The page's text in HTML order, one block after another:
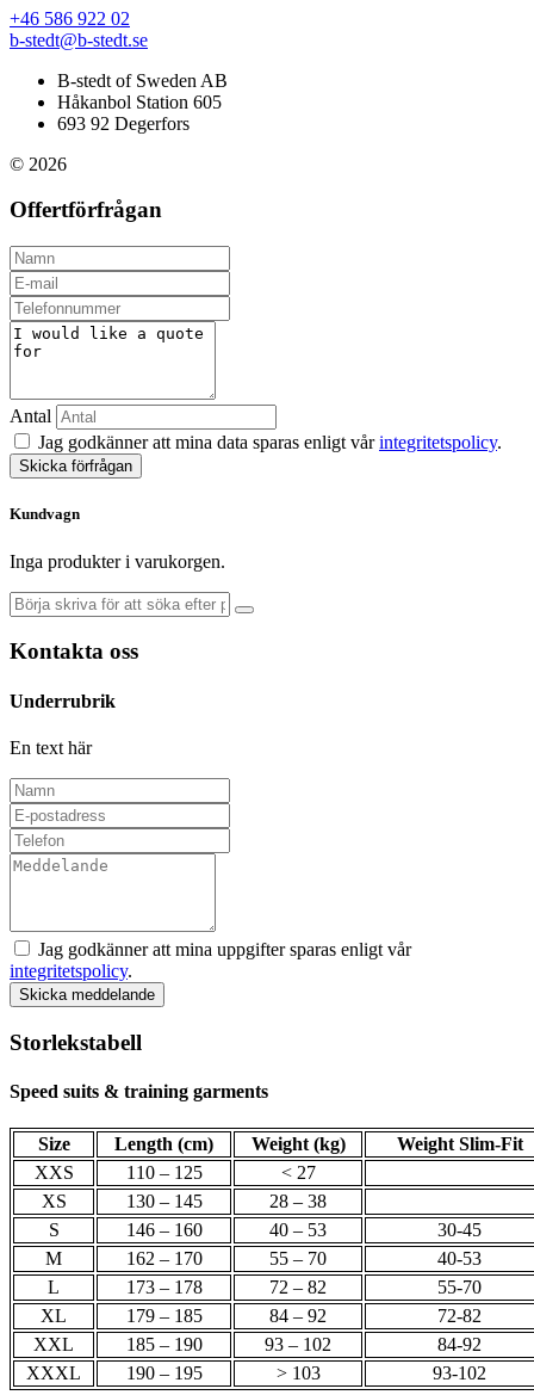
+46 586 922 02
b-stedt@b-stedt.se
B-stedt of Sweden AB
Håkanbol Station 605
693 92 Degerfors
© 2026
Offertförfrågan
Antal
Jag godkänner att mina data sparas enligt vårintegritetspolicy.
Skicka förfrågan
Kundvagn
Inga produkter i varukorgen.
Kontakta oss
Underrubrik
En text här
Jag godkänner att mina uppgifter sparas enligt vår
integritetspolicy.
Skicka meddelande
Storlekstabell
Speed suits & training garments
Size Length (cm) Weight (kg)
Weight Slim-Fit
XXS
110 – 125
< 27
XS
130 – 145
28 – 38
S
146 – 160 40 – 53
30-45
M
162 – 170 55 – 70
40-53
L
173 – 178 72 – 82
55-70
XL
179 – 185 84 – 92
72-82
XXL
185 – 190 93 – 102
84-92
XXXL
190 – 195 > 103 93-102